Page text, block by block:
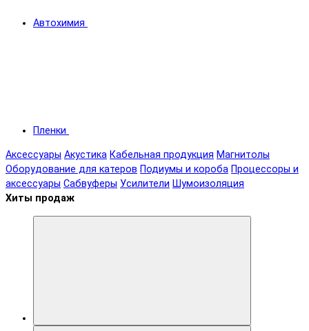
Автохимия
Пленки
Аксессуары Акустика Кабельная продукция Магнитолы
Оборудование для катеров Подиумы и короба Процессоры и
аксессуары Сабвуферы Усилители Шумоизоляция
Хиты продаж